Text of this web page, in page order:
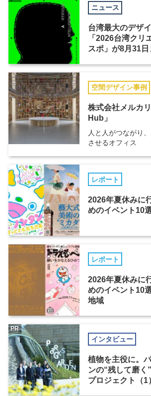
ニュース
台湾最大のデザ
「2026台湾クリ
スポ」が8月31
空間デザイン事例
株式会社メルカ
Hub」
人と人がつながり
させるオフィス
レポート
2026年夏休みに
めのイベント10
レポート
2026年夏休みに
めのイベント10
地域
インタビュー
植物を主役に。
ンの“残して磨く
プロジェクト（1
PR